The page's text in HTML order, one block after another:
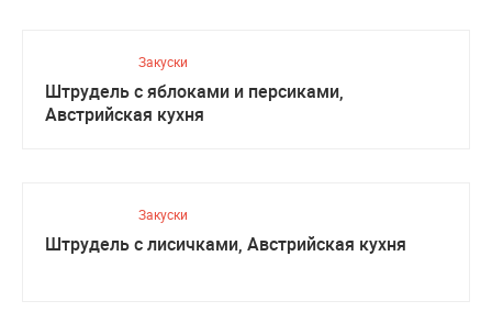
Закуски
Штрудель с яблоками и персиками,
Австрийская кухня
Закуски
Штрудель с лисичками, Австрийская кухня